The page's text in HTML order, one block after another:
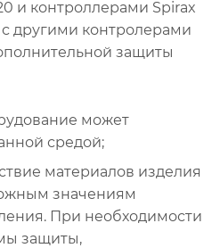
и контроллерами Spirax
другими контролерами
защиты
может
средой;
материалов изделия
значениям
При необходимости
защиты,